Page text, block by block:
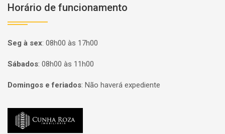
Horário de funcionamento
Seg à sex: 08h00 às 17h00
Sábados: 08h00 às 11h00
Domingos e feriados: Não haverá expediente
Página inicial